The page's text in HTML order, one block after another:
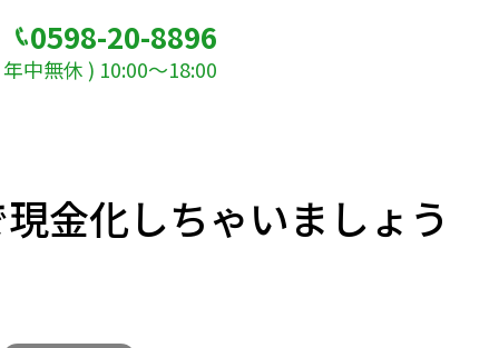
0598-20-8896
中無休 ) 10:00～18:00
金化しちゃいましょう